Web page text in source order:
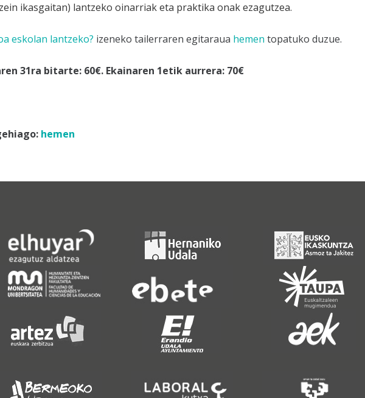
ikasgaitan) lantzeko oinarriak eta praktika onak ezagutzea.
eskolan lantzeko? izeneko tailerraren egitaraua hemen topatuko duzue.
31ra bitarte: 60€. Ekainaren 1etik aurrera: 70€
hemen